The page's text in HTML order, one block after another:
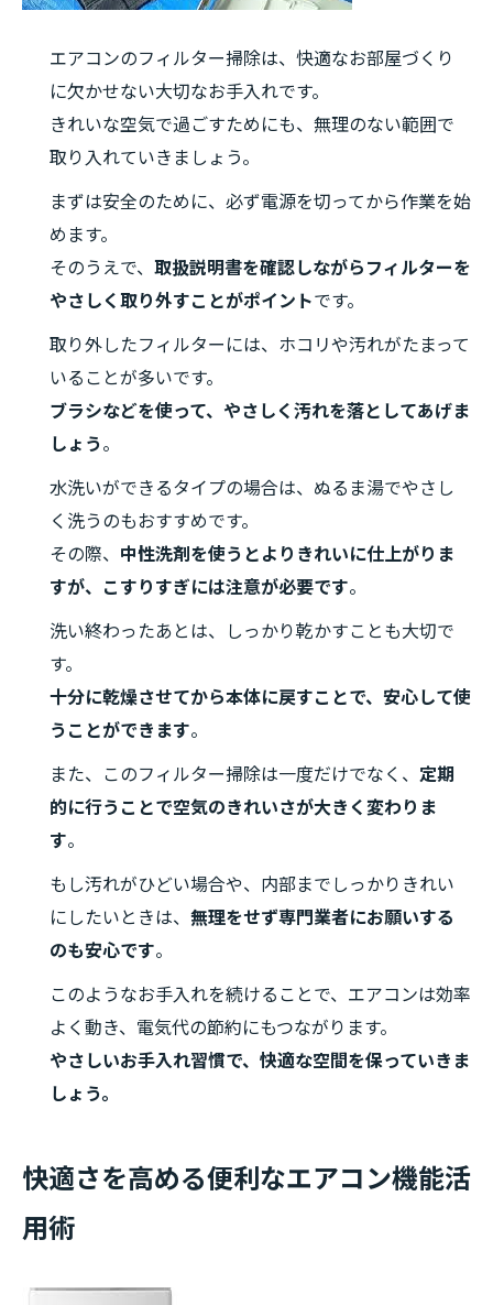
エアコンのフィルター掃除は、快適なお部屋づくり
に欠かせない大切なお手入れです。
きれいな空気で過ごすためにも、無理のない範囲で
取り入れていきましょう。
まずは安全のために、必ず電源を切ってから作業を始
めます。
そのうえで、 取扱説明書を確認しながらフィルターを
やさしく取り外すことがポイントです。
取り外したフィルターには、ホコリや汚れがたまって
いることが多いです。
ブラシなどを使って、やさしく汚れを落としてあげま
しょう 。
水洗いができるタイプの場合は、ぬるま湯でやさし
く洗うのもおすすめです。
その際、 中性洗剤を使うとよりきれいに仕上がりま
すが、こすりすぎには注意が必要です。
洗い終わったあとは、しっかり乾かすことも大切で
す。
十分に乾燥させてから本体に戻すことで、安心して使
うことができます。
また、このフィルター掃除は一度だけでなく、 定期
的に行うことで空気のきれいさが大きく変わりま
す。
もし汚れがひどい場合や、内部までしっかりきれい
にしたいときは、 無理をせず専門業者にお願いする
のも安心です。
このようなお手入れを続けることで、エアコンは効率
よく動き、電気代の節約にもつながります。
やさしいお手入れ習慣で、快適な空間を保っていきま
しょう。
快適さを高める便利なエアコン機能活
用術